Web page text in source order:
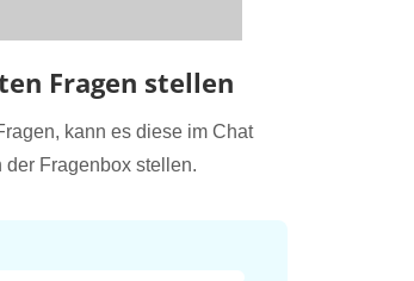
Fragen stellen
kann es diese im Chat
der Fragenbox stellen.